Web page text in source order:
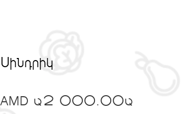
Սինդրիկ
AMD 2 000.00